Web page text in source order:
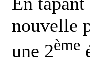
nouvelle
une 2ème